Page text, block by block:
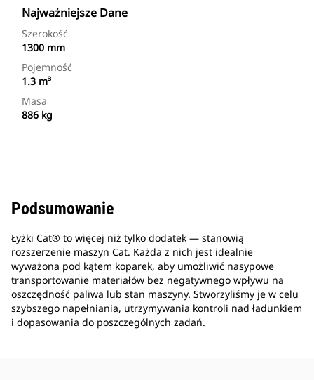
Najważniejsze Dane
Szerokość
1300 mm
Pojemność
1.3 m³
Masa
886 kg
Podsumowanie
Łyżki Cat® to więcej niż tylko dodatek — stanowią
rozszerzenie maszyn Cat. Każda z nich jest idealnie
wyważona pod kątem koparek, aby umożliwić nasypowe
transportowanie materiałów bez negatywnego wpływu na
oszczędność paliwa lub stan maszyny. Stworzyliśmy je w celu
szybszego napełniania, utrzymywania kontroli nad ładunkiem
i dopasowania do poszczególnych zadań.